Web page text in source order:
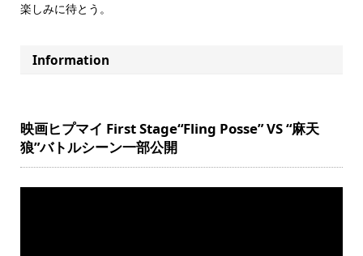
楽しみに待とう。
Information
映画ヒプマイ First Stage“Fling Posse” VS “麻天
狼”バトルシーン一部公開